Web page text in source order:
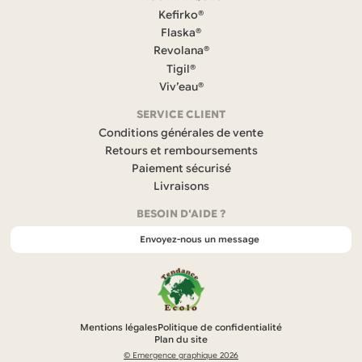
c
e
b
o
o
k
s
o
u
v
r
d
a
n
u
n
n
u
v
Kefirko®
Flaska®
Revolana®
Tigil®
Viv’eau®
SERVICE CLIENT
Conditions générales de vente
Retours et remboursements
Paiement sécurisé
Livraisons
BESOIN D'AIDE ?
Envoyez-nous un message
Mentions légalesPolitique de confidentialité
Plan du site
© Emergence graphique 2026